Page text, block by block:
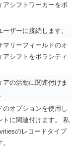
アシフトワーカーをボ
ザーに接続します。
マリーフィールドのオ
シフトをボランティ
の活動に関連付けま
のオプションを使用し
トに関連付けます。 私
のレコードタイプ